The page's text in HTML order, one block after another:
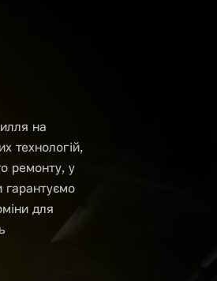
на
технологій,
ремонту, у
гарантуємо
для